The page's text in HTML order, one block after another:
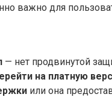
важно для
— нет продвинутой
на платную
или она